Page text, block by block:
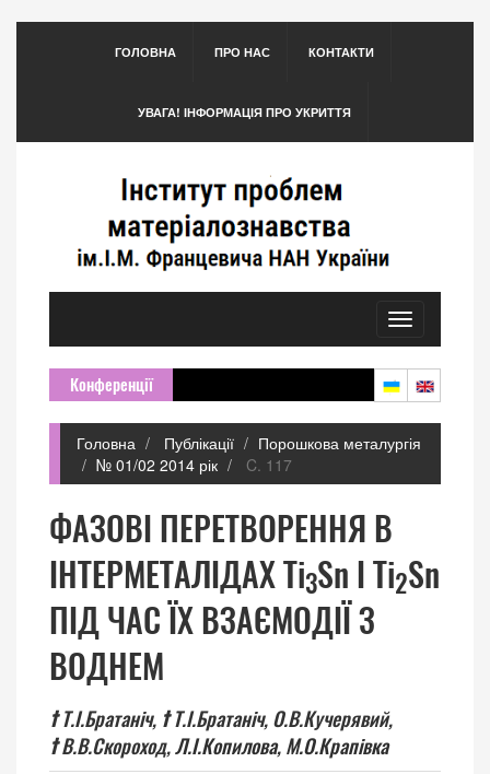
ГОЛОВНА ПРО НАС КОНТАКТИ
УВАГА! ІНФОРМАЦІЯ ПРО УКРИТТЯ
Toggle
navigation
Конференції
Головна Публікації
Порошкова металургія
№ 01/02 2014 рік
C. 117
ФАЗОВІ ПЕРЕТВОРЕННЯ В
ІНТЕРМЕТАЛІДАХ Ti3Sn І Ti2Sn
ПІД ЧАС ЇХ ВЗАЄМОДІЇ З
ВОДНЕМ
†Т.І.Братаніч, †Т.І.Братаніч, О.В.Кучерявий,
†В.В.Скороход,Л.І.Копилова, М.О.Крапівка